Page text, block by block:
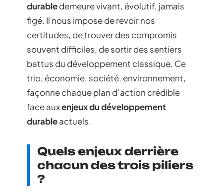
durabledemeure vivant, évolutif, jamais
figé. Il nous impose de revoir nos
certitudes, de trouver des compromis
souvent difficiles, de sortir des sentiers
battus du développement classique. Ce
trio, économie, société, environnement,
façonne chaque plan d’action crédible
face auxenjeux du développement
durableactuels.
Quels enjeux derrière
chacun des trois piliers
?